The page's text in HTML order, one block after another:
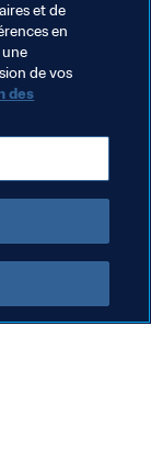
USA
et de
en
de vos
des